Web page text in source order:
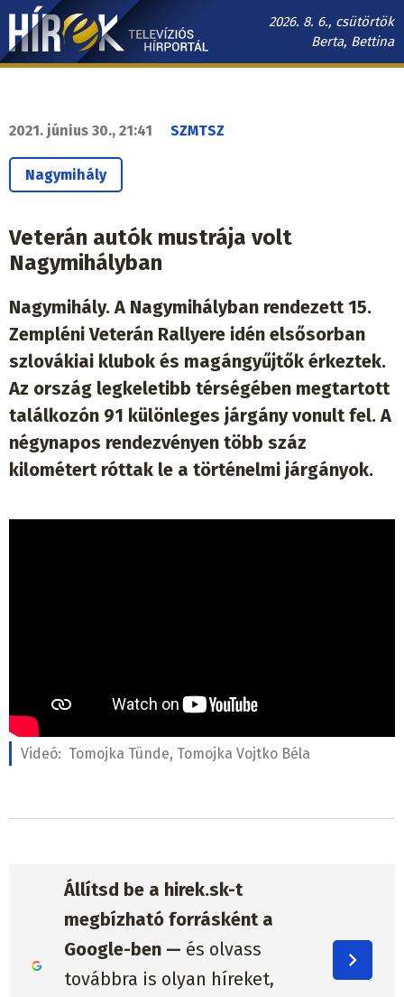
Ugrás
tartalomra
2026. 8. 6., csütörtök
Berta, Bettina
Hírek.sk
navigáció
2021. június 30., 21:41 SZMTSZ
Nagymihály
Veterán autók mustrája volt
Nagymihályban
Nagymihály. A Nagymihályban rendezett 15.
Zempléni Veterán Rallyere idén elsősorban
szlovákiai klubok és magángyűjtők érkeztek.
Az ország legkeletibb térségében megtartott
találkozón 91 különleges járgány vonult fel. A
négynapos rendezvényen több száz
kilométert róttak le a történelmi járgányok.
Videó: Tomojka Tünde, Tomojka Vojtko Béla
Állítsd be a hirek.sk-t
megbízható forrásként a
Google-ben — és olvass
továbbra is olyan híreket,